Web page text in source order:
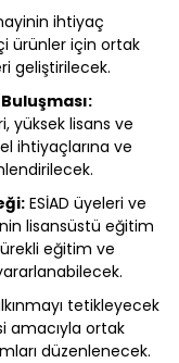
ihtiyaç
ürünler için ortak
geliştirilecek.
yüksek lisans ve
ihtiyaçlarına ve
ESİAD üyeleri ve
lisansüstü eğitim
eğitim ve
tetikleyecek
amacıyla ortak
düzenlenecek.